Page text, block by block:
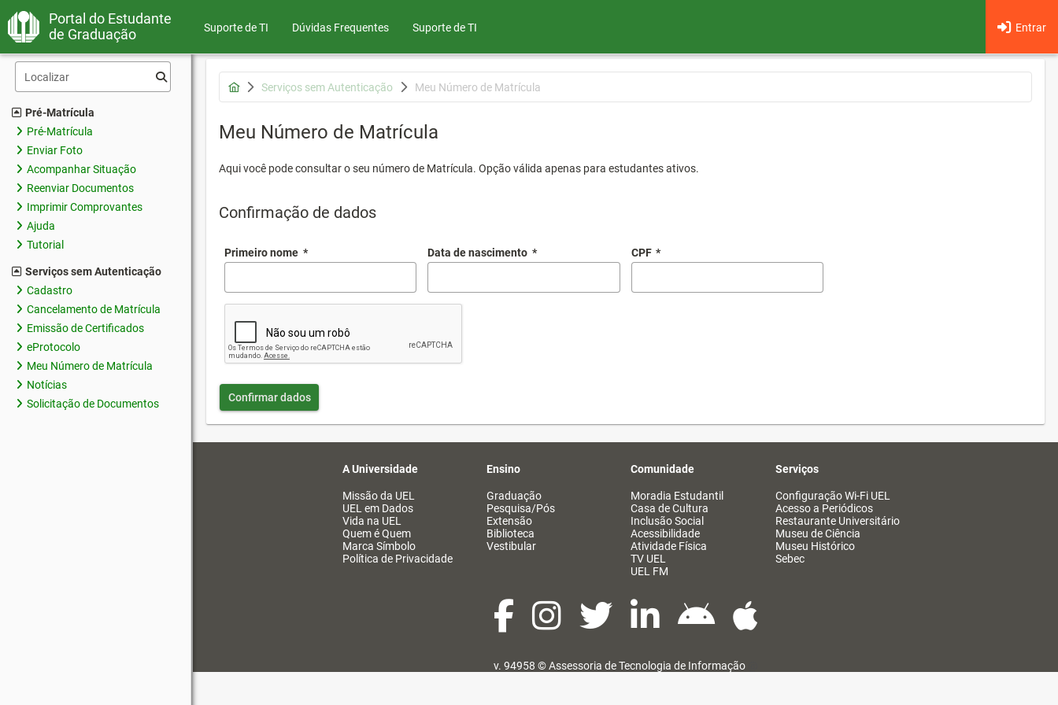
Portal do Estudante
de Graduação
Suporte de TI Dúvidas Frequentes Entrar
Suporte de TI
Pré-Matrícula
Pré-Matrícula
Enviar Foto
Acompanhar Situação
Reenviar Documentos
Imprimir Comprovantes
Ajuda
Tutorial
Serviços sem Autenticação
Cadastro
Cancelamento de Matrícula
Emissão de Certificados
eProtocolo
Meu Número de Matrícula
Notícias
Solicitação de Documentos
Serviços sem Autenticação Meu Número de Matrícula
Meu Número de Matrícula
Aqui você pode consultar o seu número de Matrícula. Opção válida apenas para estudantes ativos.
Confirmação de dados
Primeiro nome * Data de nascimento * CPF *
Confirmar dados
A Universidade
Missão da UEL
UEL em Dados
Vida na UEL
Quem é Quem
Marca Símbolo
Política de Privacidade
Ensino
Graduação
Pesquisa/Pós
Extensão
Biblioteca
Vestibular
Comunidade
Moradia Estudantil
Casa de Cultura
Inclusão Social
Acessibilidade
Atividade Física
TV UEL
UEL FM
Serviços
Configuração Wi-Fi UEL
Acesso a Periódicos
Restaurante Universitário
Museu de Ciência
Museu Histórico
Sebec
v. 94958 ©Assessoria de Tecnologia de Informação